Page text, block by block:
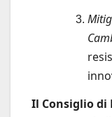
Il Consiglio di